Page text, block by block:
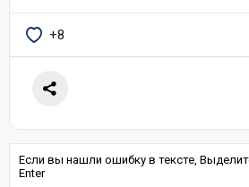
+8
Если вы нашли ошибку в тексте,
Enter